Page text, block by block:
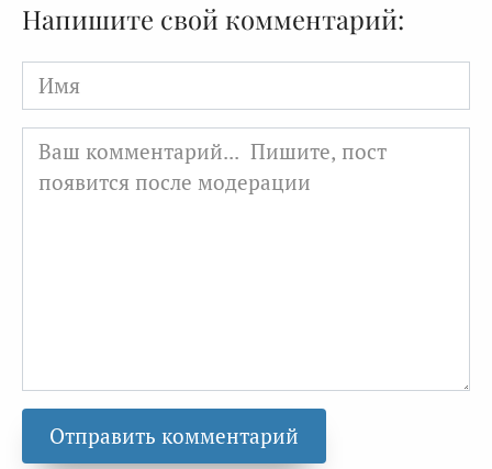
Напишите свой комментарий:
Имя